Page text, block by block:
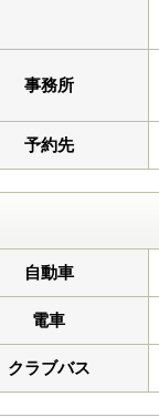
事務所
予約先
自動車
電車
クラブバス